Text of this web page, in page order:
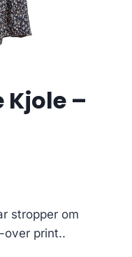
Kjole –
stropper om
over print..